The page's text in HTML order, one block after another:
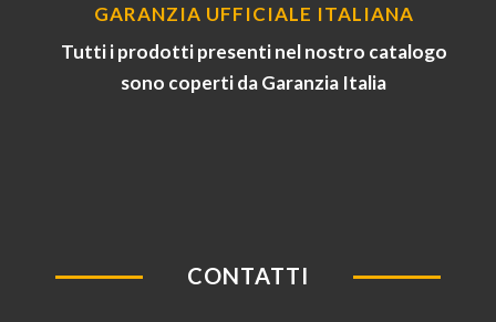
GARANZIA UFFICIALE ITALIANA
Tutti i prodotti presenti nel nostro catalogo
sono coperti da Garanzia Italia
CONTATTI